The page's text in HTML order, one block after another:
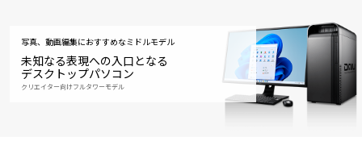
写真、動画編集におすすめなミドルモデル
未知なる表現への入口となる
デスクトップパソコン
クリエイター向けフルタワーモデル